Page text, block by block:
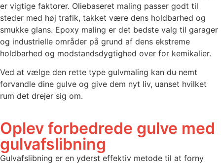
er vigtige faktorer. Oliebaseret maling passer godt til
steder med høj trafik, takket være dens holdbarhed og
smukke glans. Epoxy maling er det bedste valg til garager
og industrielle områder på grund af dens ekstreme
holdbarhed og modstandsdygtighed over for kemikalier.
Ved at vælge den rette type gulvmaling kan du nemt
forvandle dine gulve og give dem nyt liv, uanset hvilket
rum det drejer sig om.
Oplev forbedrede gulve med
gulvafslibning
Gulvafslibning er en yderst effektiv metode til at forny